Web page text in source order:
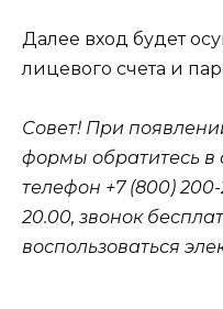
Далее вход будет
лицевого счета и
Совет! При
формы обратитесь в
телефон +7 (800)
20.00, звонок
воспользоваться